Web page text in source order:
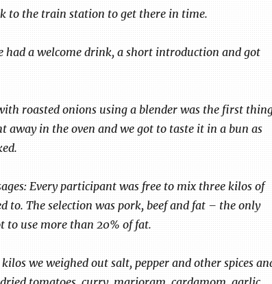
to the train station to get there in time.
had a welcome drink, a short introduction and got
roasted onions using a blender was the first
away in the oven and we got to taste it in a bun as
Every participant was free to mix three kilos of
to. The selection was pork, beef and fat – the only
to use more than 20% of fat.
we weighed out salt, pepper and other spices